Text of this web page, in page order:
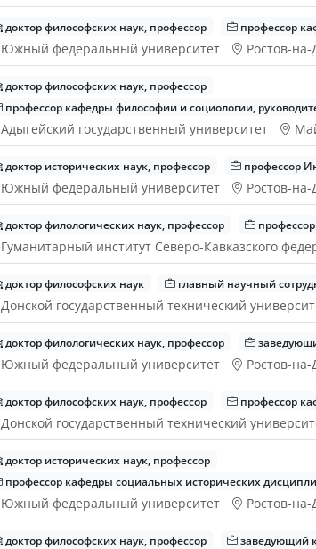
доктор философских наук, профессор профессор
Южный федеральный университет Ростов-
доктор философских наук, профессор
профессор кафедры философии и социологии,
Адыгейский государственный университет
доктор исторических наук, профессор профессор
Южный федеральный университет Ростов-
доктор филологических наук, профессор
Гуманитарный институт Северо-Кавказского
доктор философских наук главный научный
Донской государственный технический
доктор филологических наук, профессор
Южный федеральный университет Ростов-
доктор философских наук, профессор профессор
Донской государственный технический
доктор исторических наук, профессор
профессор кафедры социальных исторических
Южный федеральный университет Ростов-
доктор философских наук, профессор заведующий